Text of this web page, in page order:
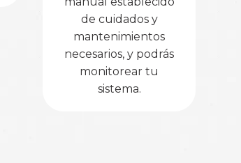
de cuidados y
mantenimientos
necesarios, y podrás
monitorear tu
sistema.